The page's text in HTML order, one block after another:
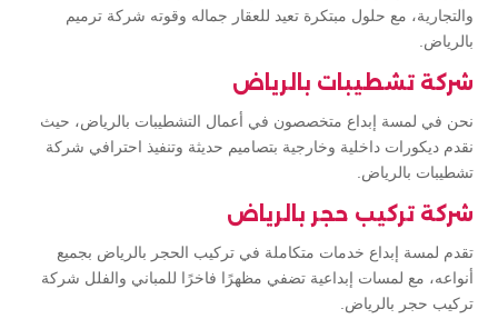
والتجارية، مع حلول مبتكرة تعيد للعقار جماله وقوته شركة ترميم
بالرياض.
شركة تشطيبات بالرياض
نحن في لمسة إبداع متخصصون في أعمال التشطيبات بالرياض، حيث
نقدم ديكورات داخلية وخارجية بتصاميم حديثة وتنفيذ احترافي شركة
تشطيبات بالرياض.
شركة تركيب حجر بالرياض
تقدم لمسة إبداع خدمات متكاملة في تركيب الحجر بالرياض بجميع
أنواعه، مع لمسات إبداعية تضفي مظهرًا فاخرًا للمباني والفلل شركة
تركيب حجر بالرياض.